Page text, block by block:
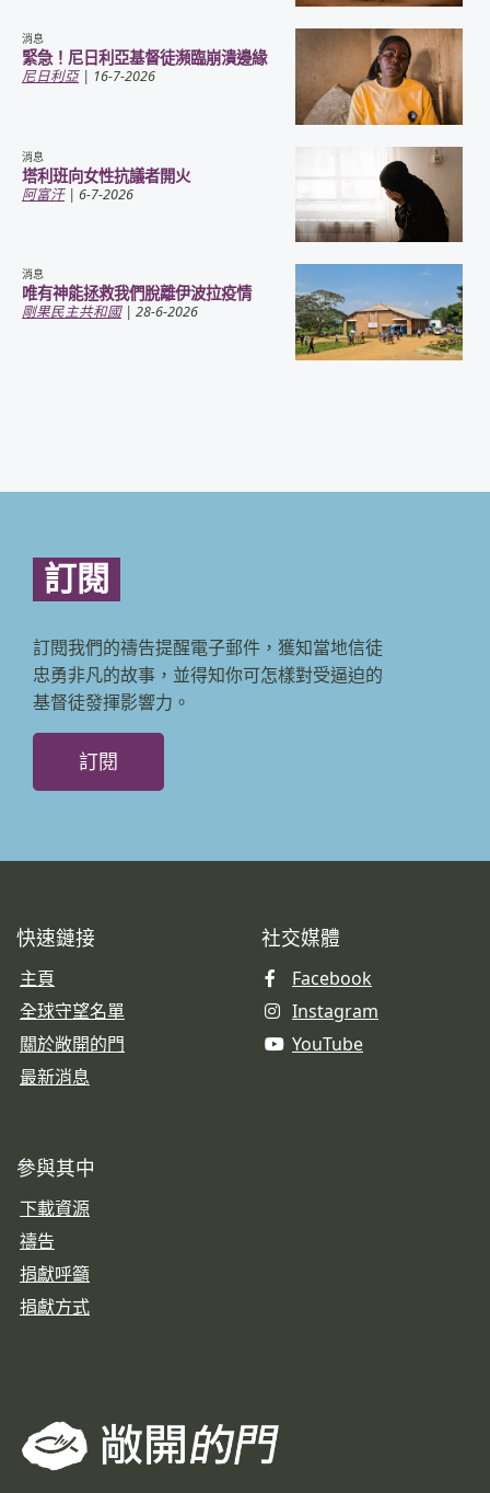
消息
緊急！尼日利亞基督徒瀕臨崩潰邊緣
尼日利亞| 16-7-2026
消息
塔利班向女性抗議者開火
阿富汗| 6-7-2026
消息
唯有神能拯救我們脫離伊波拉疫情
剛果民主共和國| 28-6-2026
訂閱
訂閱我們的禱告提醒電子郵件，獲知當地信徒
忠勇非凡的故事，並得知你可怎樣對受逼迫的
基督徒發揮影響力。
訂閱
快速鏈接
主頁
全球守望名單
關於敞開的門
最新消息
社交媒體
Facebook
Instagram
YouTube
參與其中
下載資源
禱告
捐獻呼籲
捐獻方式